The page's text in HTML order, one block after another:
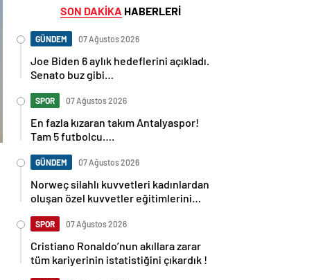
SON DAKİKA HABERLERİ
GÜNDEM 07 Ağustos 2026
Joe Biden 6 aylık hedeflerini açıkladı.
Senato buz gibi…
SPOR 07 Ağustos 2026
En fazla kızaran takım Antalyaspor!
Tam 5 futbolcu….
GÜNDEM 07 Ağustos 2026
Norweç silahlı kuvvetleri kadınlardan
oluşan özel kuvvetler eğitimlerini
SPOR 07 Ağustos 2026
Cristiano Ronaldo’nun akıllara zarar
tüm kariyerinin istatistiğini çıkardık !